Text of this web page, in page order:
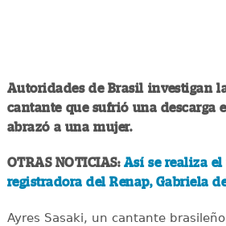
Autoridades de Brasil investigan
cantante que sufrió una descarga
abrazó a una mujer.
OTRAS NOTICIAS:Así se realiza el
registradora del Renap, Gabriela
Ayres Sasaki, un cantante